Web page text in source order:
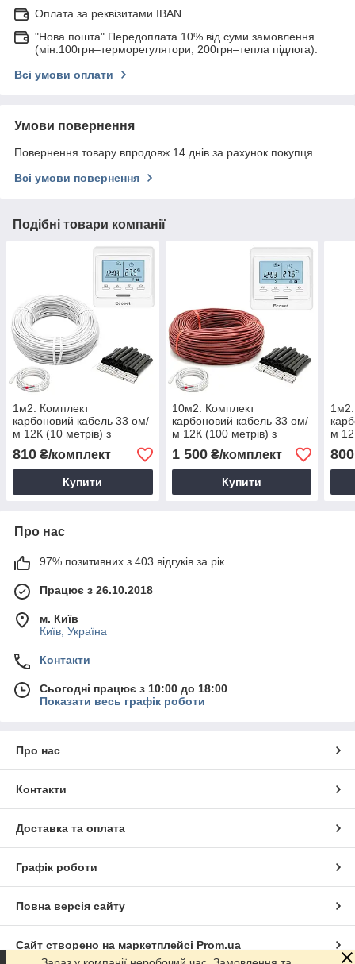
Оплата за реквізитами IBAN
"Нова пошта" Передоплата 10% від суми замовлення
(мін.100грн–терморегулятори, 200грн–тепла підлога).
Всі умови оплати
Умови повернення
Повернення товару впродовж 14 днів за рахунок покупця
Всі умови повернення
Подібні товари компанії
1м2. Комплект
карбоновий кабель 33 ом/
м 12К (10 метрів) з
терморегулятором Ecoset
Е51
810 ₴/комплект
Купити
10м2. Комплект
карбоновий кабель 33 ом/
м 12К (100 метрів) з
терморегулятором Ecoset
Е51
1 500₴/комплект
Купити
м
Е51
800
Про нас
97% позитивних з 403 відгуків за рік
Працює з 26.10.2018
м. Київ
Київ, Україна
Контакти
Сьогодні працює з 10:00 до 18:00
Показати весь графік роботи
Про нас
Контакти
Доставка та оплата
Графік роботи
Повна версія сайту
Сайт створено на маркетплейсі Prom.ua